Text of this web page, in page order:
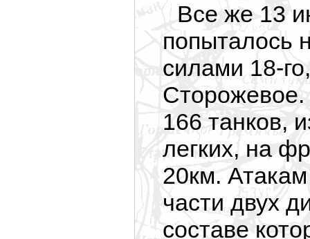
Все же 13
попыталось
силами 18-
Сторожевое.
166 танков,
легких, на
20км.
части двух
составе